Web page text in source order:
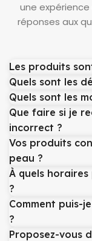
une
réponses aux
Les produits
Quels sont les
Quels sont les
Que faire si je
incorrect ?
Vos produits
peau ?
À quels
?
Comment puis-
?
Proposez-vous